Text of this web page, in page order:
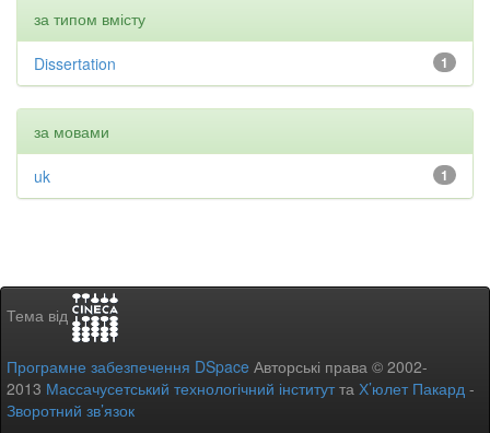
за типом вмісту
1
Dissertation
за мовами
1
uk
Тема від
Програмне забезпечення DSpace Авторські права © 2002-
2013 Массачусетський технологічний інститутта Х’юлет Пакард -
Зворотний зв’язок